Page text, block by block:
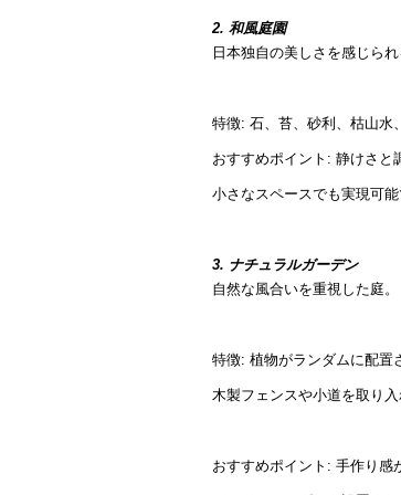
2. 和風庭園
日本独自の美しさを感じられ
特徴: 石、苔、砂利、枯山水
おすすめポイント: 静けさと
小さなスペースでも実現可
3. ナチュラルガーデン
自然な風合いを重視した庭。
特徴: 植物がランダムに配置
木製フェンスや小道を取り入
おすすめポイント: 手作り感